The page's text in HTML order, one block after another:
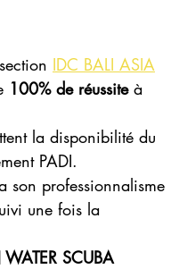
IDC BALI ASIA
100% de réussite à
la disponibilité du
PADI.
son professionnalisme
une fois la
SCUBA